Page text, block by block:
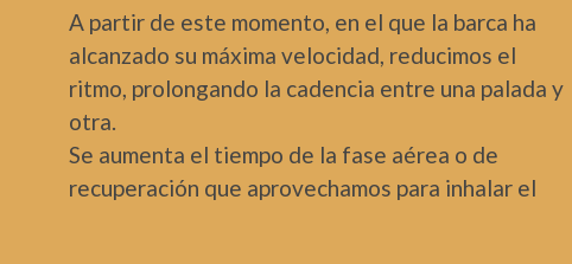
A partir de este momento, en el que la barca ha
alcanzado su máxima velocidad, reducimos el
ritmo, prolongando la cadencia entre una palada y
otra.
Se aumenta el tiempo de la fase aérea o de
recuperación que aprovechamos para inhalar el